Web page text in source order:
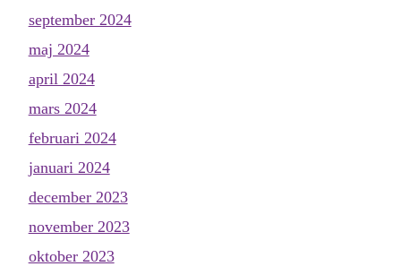
september 2024
maj 2024
april 2024
mars 2024
februari 2024
januari 2024
december 2023
november 2023
oktober 2023